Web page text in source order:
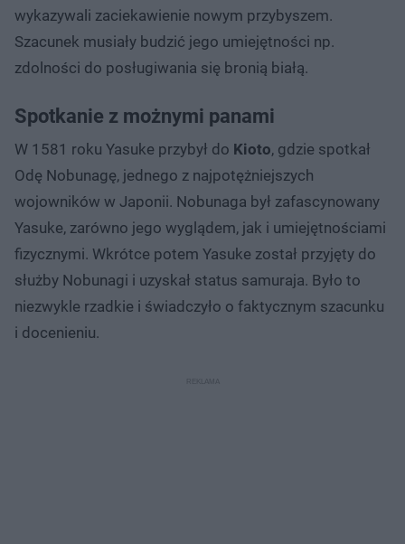
wykazywali zaciekawienie nowym przybyszem.
Szacunek musiały budzić jego umiejętności np.
zdolności do posługiwania się bronią białą.
Spotkanie z możnymi panami
W 1581 roku Yasuke przybył do Kioto, gdzie spotkał
Odę Nobunagę, jednego z najpotężniejszych
wojowników w Japonii. Nobunaga był zafascynowany
Yasuke, zarówno jego wyglądem, jak i umiejętnościami
fizycznymi. Wkrótce potem Yasuke został przyjęty do
służby Nobunagi i uzyskał status samuraja. Było to
niezwykle rzadkie i świadczyło o faktycznym szacunku
i docenieniu.